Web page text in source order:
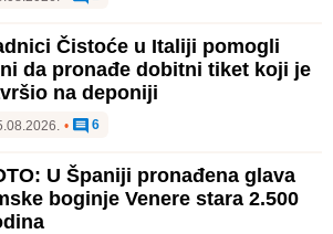
Čistoće u Italiji pomogli
da pronađe dobitni tiket koji je
na deponiji
• 6
U Španiji pronađena glava
boginje Venere stara 2.500